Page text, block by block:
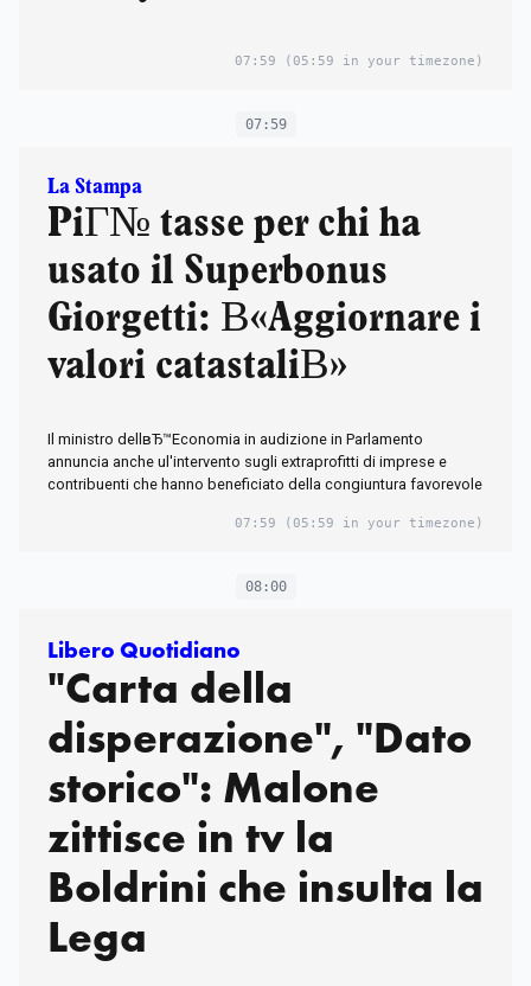
07:59 (05:59 in your timezone)
07:59
La Stampa
PiГ№ tasse per chi ha
usato il Superbonus
Giorgetti: В«Aggiornare i
valori catastaliВ»
Il ministro dellвЂ™Economia in audizione in Parlamento
annuncia anche ul'intervento sugli extraprofitti di imprese e
contribuenti che hanno beneficiato della congiuntura favorevole
07:59 (05:59 in your timezone)
08:00
Libero Quotidiano
"Carta della
disperazione", "Dato
storico": Malone
zittisce in tv la
Boldrini che insulta la
Lega